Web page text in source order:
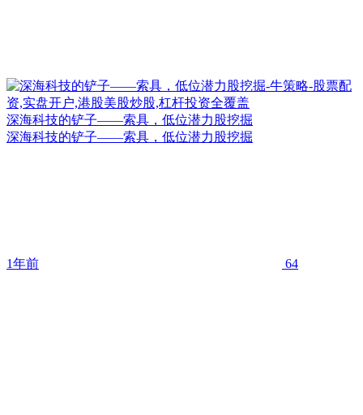
深海科技的铲子——索具，低位潜力股挖掘
深海科技的铲子——索具，低位潜力股挖掘
1年前 64